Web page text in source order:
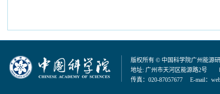
版权所有 © 中国科学院广州能源
地址: 广州市天河区能源路2号
传真：020-87057677 E-mail：